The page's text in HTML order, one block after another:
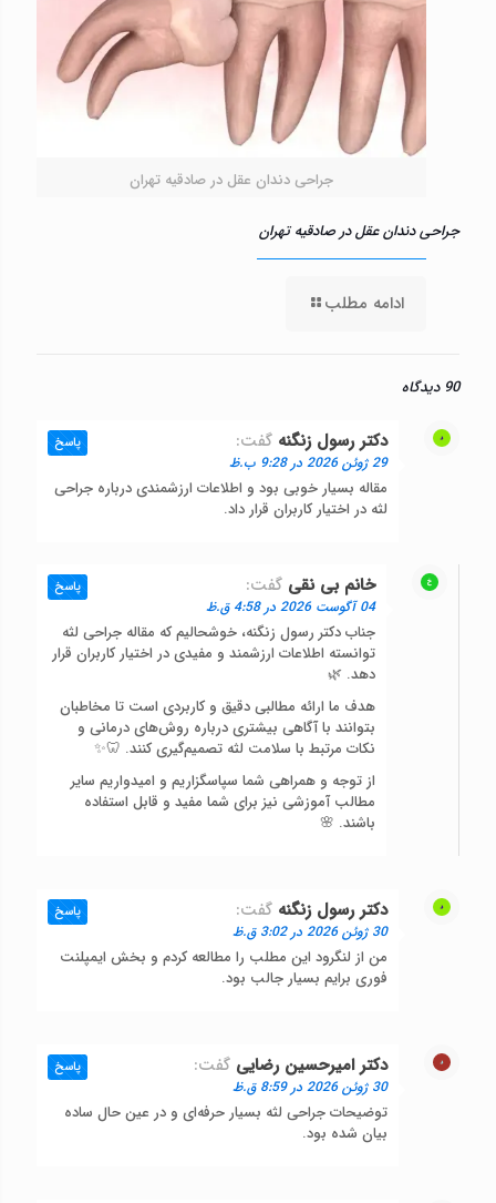
جراحی دندان عقل در صادقیه تهران
جراحی دندان عقل در صادقیه تهران
ادامه مطلب
90 دیدگاه
دکتر رسول زنگنه گفت:
29 ژوئن 2026 در 9:28 ب.ظ
مقاله بسیار خوبی بود و اطلاعات ارزشمندی درباره جراحی
لثه در اختیار کاربران قرار داد.
پاسخ
خانم بی نقی گفت:
04 آگوست 2026 در 4:58 ق.ظ
جناب دکتر رسول زنگنه، خوشحالیم که مقاله جراحی لثه
توانسته اطلاعات ارزشمند و مفیدی در اختیار کاربران قرار
دهد. 🌿
هدف ما ارائه مطالبی دقیق و کاربردی است تا مخاطبان
بتوانند با آگاهی بیشتری درباره روش‌های درمانی و
نکات مرتبط با سلامت لثه تصمیم‌گیری کنند. 🦷✨
از توجه و همراهی شما سپاسگزاریم و امیدواریم سایر
مطالب آموزشی نیز برای شما مفید و قابل استفاده
باشند. 🌸
پاسخ
دکتر رسول زنگنه گفت:
30 ژوئن 2026 در 3:02 ق.ظ
من از لنگرود این مطلب را مطالعه کردم و بخش ایمپلنت
فوری برایم بسیار جالب بود.
پاسخ
دکتر امیرحسین رضایی گفت:
30 ژوئن 2026 در 8:59 ق.ظ
توضیحات جراحی لثه بسیار حرفه‌ای و در عین حال ساده
بیان شده بود.
پاسخ